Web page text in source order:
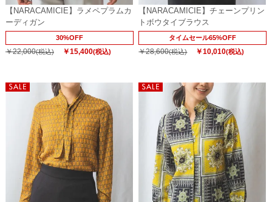
【NARACAMICIE】ラメペプラムカ
ーディガン
30%OFF
￥22,000(税込) ￥15,400(税込)
【NARACAMICIE】チェーンプリン
トボウタイブラウス
タイムセール65%OFF
￥28,600(税込) ￥10,010(税込)